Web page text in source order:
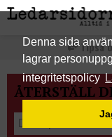
Denna sida
lagrar
integritetspolicy
Tipsa
ÅTERSTÄLL